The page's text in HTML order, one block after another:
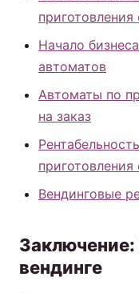
Начало
автоматов
Автоматы по
на заказ
Вендинговые
Заключение:
вендинге